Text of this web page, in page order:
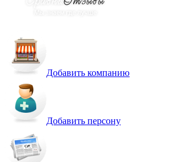
Добавить компанию
Добавить персону